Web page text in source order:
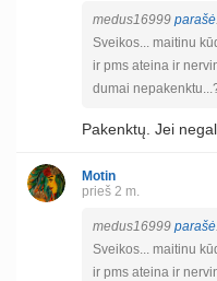
medus16999 parašė
Sveikos... maitinu
ir pms ateina ir
dumai
Pakenktų. Jei
Motin
prieš 2 m.
medus16999 parašė
Sveikos... maitinu
ir pms ateina ir